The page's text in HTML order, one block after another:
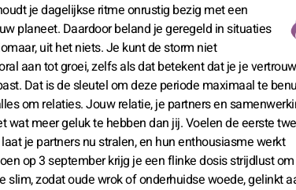
je dagelijkse ritme onrustig bezig met een
planeet. Daardoor beland je geregeld in situaties
uit het niets. Je kunt de storm niet
aan tot groei, zelfs als dat betekent dat je je
Dat is de sleutel om deze periode maximaal te
om relaties. Jouw relatie, je partners en
meer geluk te hebben dan jij. Voelen de eerste
je partners nu stralen, en hun enthousiasme werkt
op 3 september krijg je een flinke dosis strijdlust
zodat oude wrok of onderhuidse woede, gelinkt